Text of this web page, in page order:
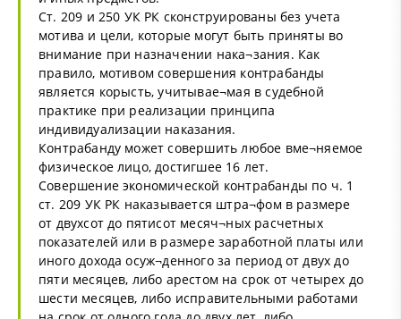
Ст. 209 и 250 УК РК сконструированы без учета
мотива и цели, которые могут быть приняты во
внимание при назначении нака¬зания. Как
правило, мотивом совершения контрабанды
является корысть, учитывае¬мая в судебной
практике при реализации принципа
индивидуализации наказания.
Контрабанду может совершить любое вме¬няемое
физическое лицо, достигшее 16 лет.
Совершение экономической контрабанды по ч. 1
ст. 209 УК РК наказывается штра¬фом в размере
от двухсот до пятисот месяч¬ных расчетных
показателей или в размере заработной платы или
иного дохода осуж¬денного за период от двух до
пяти месяцев, либо арестом на срок от четырех до
шести месяцев, либо исправительными работами